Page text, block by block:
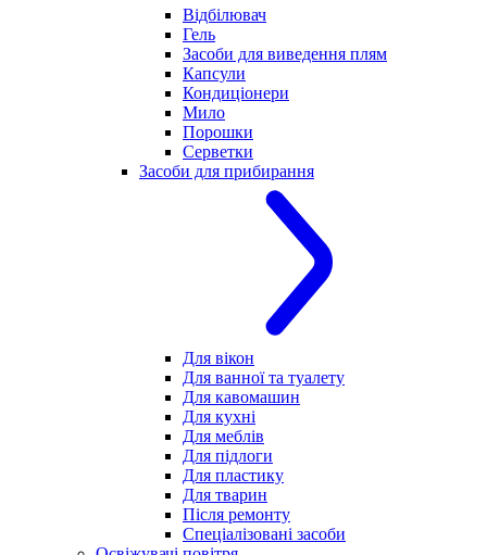
Відбілювач
Гель
Засоби для виведення плям
Капсули
Кондиціонери
Мило
Порошки
Серветки
Засоби для прибирання
Для вікон
Для ванної та туалету
Для кавомашин
Для кухні
Для меблів
Для підлоги
Для пластику
Для тварин
Після ремонту
Спеціалізовані засоби